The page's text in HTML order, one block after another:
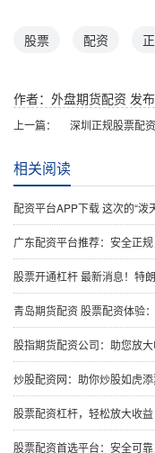
股票 配资
作者：外盘期货配资 发
上一篇：
相关阅读
配资平台APP下载 这次的“泼天富
广东配资平台推荐：安全正
股票开通杠杆 最新消息！特朗普强硬表
青岛期货配资 股票配资体验
股指期货配资公司：助您放
炒股配资网：助你炒股如虎
股票配资杠杆，轻松放大收益
股票配资首选平台：安全可